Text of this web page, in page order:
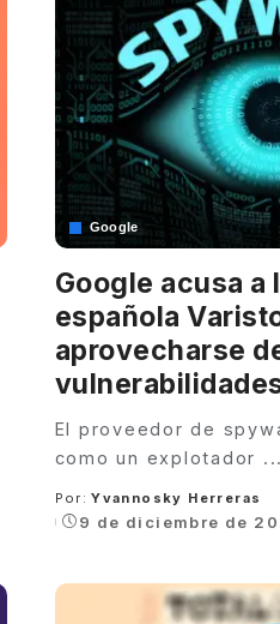
Google
Google acusa a
española
aprovecharse
El proveedor de
como un explotador ...
Posted
by
Por: Yvannosky Herreras
9 de diciembre de